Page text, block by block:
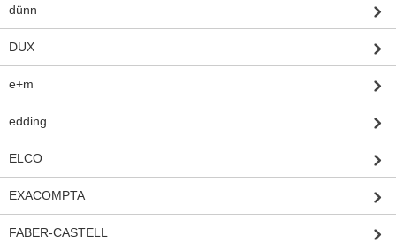
dünn
DUX
e+m
edding
ELCO
EXACOMPTA
FABER-CASTELL